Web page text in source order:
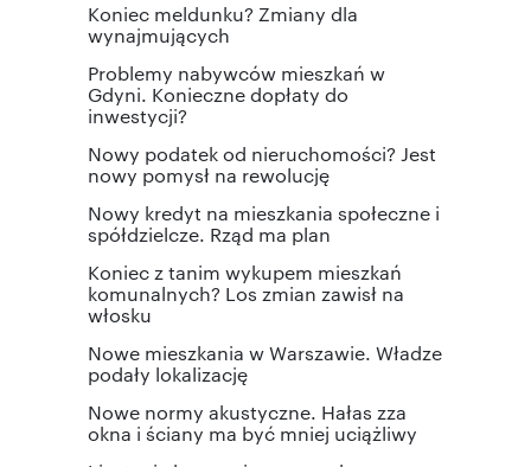
Koniec meldunku? Zmiany dla
wynajmujących
Problemy nabywców mieszkań w
Gdyni. Konieczne dopłaty do
inwestycji?
Nowy podatek od nieruchomości? Jest
nowy pomysł na rewolucję
Nowy kredyt na mieszkania społeczne i
spółdzielcze. Rząd ma plan
Koniec z tanim wykupem mieszkań
komunalnych? Los zmian zawisł na
włosku
Nowe mieszkania w Warszawie. Władze
podały lokalizację
Nowe normy akustyczne. Hałas zza
okna i ściany ma być mniej uciążliwy